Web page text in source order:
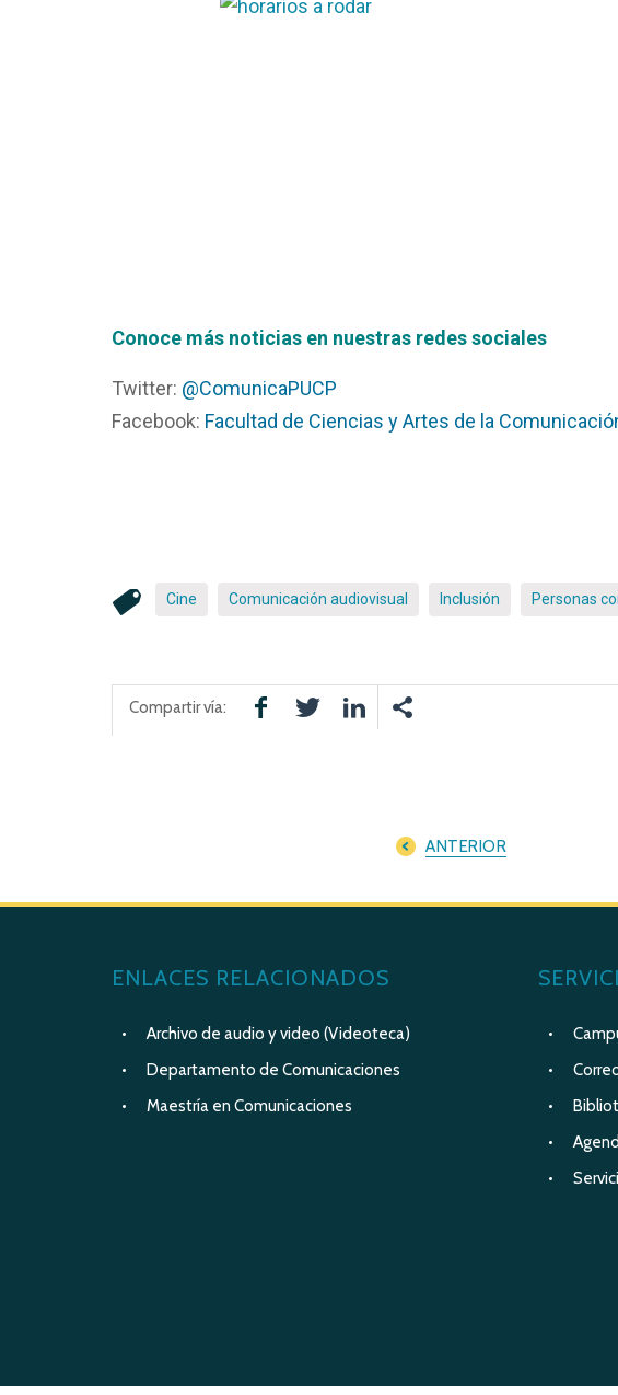
Conoce más noticias en nuestras redes sociales
Twitter: @ComunicaPUCP
Facebook: Facultad de Ciencias y Artes de la
Cine Comunicación audiovisual Inclusión Personas
Compartir vía:
ANTERIOR
ENLACES RELACIONADOS
Archivo de audio y video (Videoteca)
Departamento de Comunicaciones
Maestría en Comunicaciones